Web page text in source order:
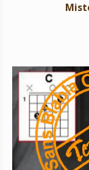
Talk to me